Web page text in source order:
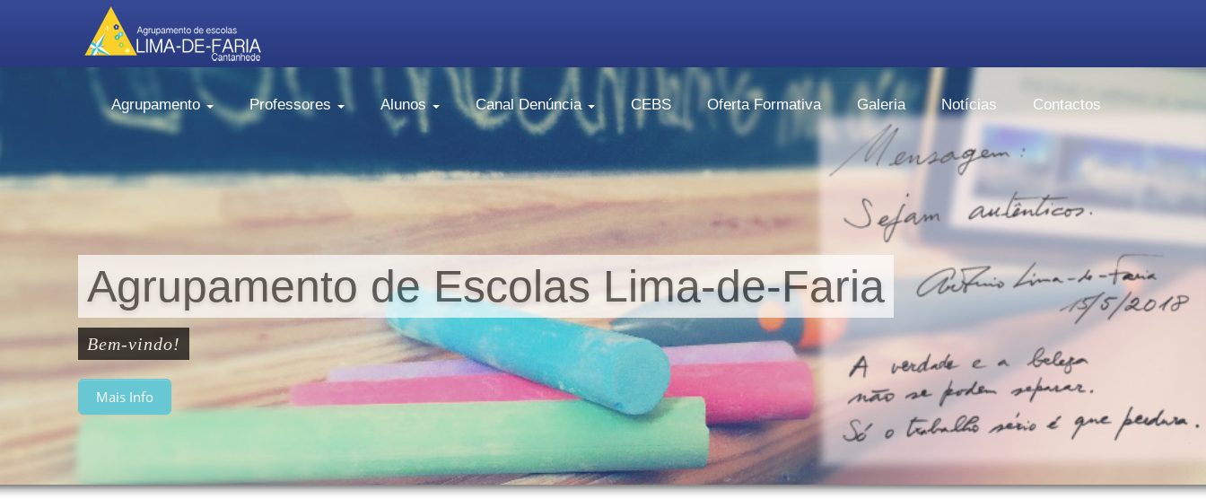
Agrupamento Professores Alunos Canal Denúncia CEBS Oferta Formativa Galeria Notícias Contactos
Agrupamento de Escolas Lima-de-Faria
Bem-vindo!
Mais Info